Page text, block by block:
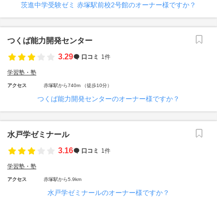
茨進中学受験ゼミ 赤塚駅前校2号館のオーナー様ですか？
つくば能力開発センター
3.29
口コミ 1件
学習塾・塾
アクセス 赤塚駅から740m （徒歩10分）
つくば能力開発センターのオーナー様ですか？
水戸学ゼミナール
3.16
口コミ 1件
学習塾・塾
アクセス 赤塚駅から5.9km
水戸学ゼミナールのオーナー様ですか？